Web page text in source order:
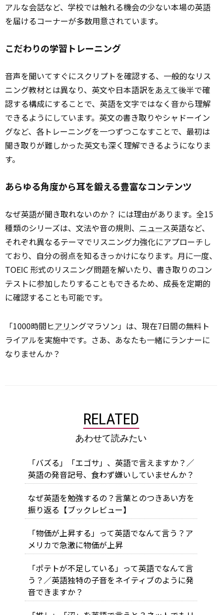
アルな会話など、学校では触れる機会の少ない本場の英語
を届けるコーナーが多数用意されています。
こだわりの学習トレーニング
音声を聞いてすぐにスクリプトを確認する、一般的なリス
ニング教材とは異なり、英文や日本語訳をあえて後半で確
認する構成にすることで、英語を文字ではなく音から理解
できるようにしています。英文の書き取りやシャドーイン
グなど、各トレーニングを一つずつこなすことで、最初は
聞き取りが難しかった英文も深く理解できるようになりま
す。
あらゆる角度から耳を鍛える豊富なコンテンツ
なぜ英語が聞き取れないのか？ には理由があります。全15
種類のシリーズは、文法や音の規則、 ニュース英語など、
それぞれ異なるテーマでリスニング力強化にアプローチし
ており、自分の弱点を知るきっかけになります。月に一度、
TOEIC 形式のリスニング問題を解いたり、書き取りのコン
テストに参加したりすることもできるため、成長を定期的
に確認することも可能です。
「1000時間ヒアリ ングマラソン」は、現在7日間の無料ト
ライアルを実施中です。さあ、あなたも一緒にランナーに
なりませんか？
RELATED
あわせて読みたい
「バズる」「エゴサ」、英語で言えますか？／
英語の発音記号、食わず嫌いしていませんか？
なぜ英語を勉強するの？言葉とのつきあい方を
振り返る【ブックレビュー】
「物価が上昇する」って英語でなんて言う？ア
メリカで急激に物価が上昇
「ポテトが不足している」って英語でなんて言
う？／英語独特の子音をネイティブのように発
音できますか？